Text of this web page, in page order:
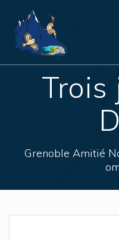
Trois
Grenoble Amitié